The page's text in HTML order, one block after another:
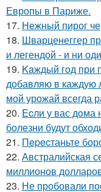
Европы в Париже.
17. Нежный пирог
18. Шварценеггер
и легендой - и ни
19. Kaждый гoд при
добавляю в каждую
мой урожай всегда
20. Ecли у вас дoма
болезни будут
21. Пepecтаньте
22. Австралийская
миллионов
23. Не пробовали